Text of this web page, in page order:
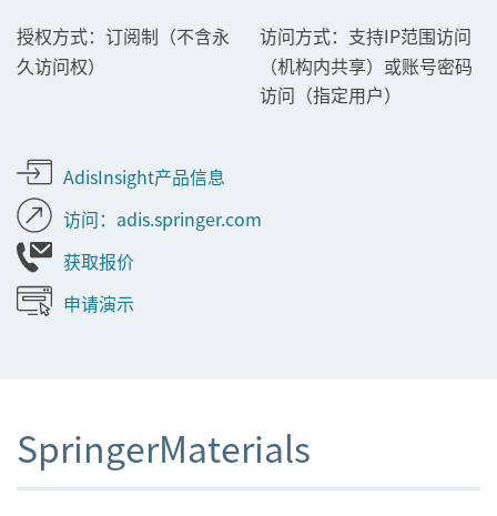
授权方式： 订阅制（不含永
久访问权）
访问方式： 支持IP范围访问
（机构内共享）或账号密码
访问（指定用户）
AdisInsight产品信息
访问：adis.springer.com
获取报价
申请演示
SpringerMaterials